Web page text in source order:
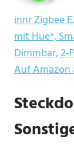
innr Zigbee
mit Hue*,
Dimmbar, 2-
Auf Amazon